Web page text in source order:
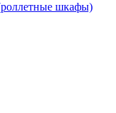
шкафы)